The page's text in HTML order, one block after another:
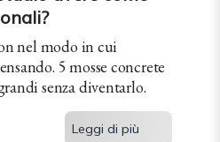
nel modo in cui
5 mosse concrete
senza diventarlo.
Leggi di più